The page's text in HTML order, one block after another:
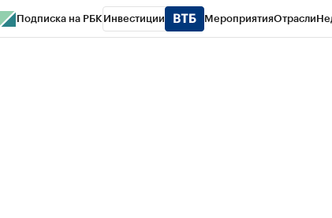
Подписка на РБК Инвестиции МероприятияОтрасли